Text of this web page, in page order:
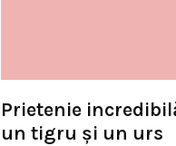
Prietenie
un tigru şi un urs